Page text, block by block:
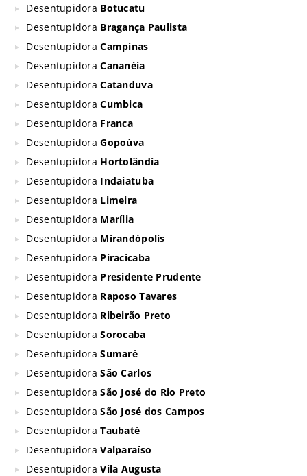
Desentupidora Botucatu
Desentupidora Bragança Paulista
DesentupidoraCampinas
DesentupidoraCananéia
DesentupidoraCatanduva
DesentupidoraCumbica
Desentupidora Franca
DesentupidoraGopoúva
Desentupidora Hortolândia
Desentupidora Indaiatuba
Desentupidora Limeira
Desentupidora Marília
Desentupidora Mirandópolis
Desentupidora Piracicaba
Desentupidora Presidente Prudente
Desentupidora Raposo Tavares
Desentupidora Ribeirão Preto
DesentupidoraSorocaba
DesentupidoraSumaré
DesentupidoraSão Carlos
DesentupidoraSão José do Rio Preto
DesentupidoraSão José dos Campos
DesentupidoraTaubaté
DesentupidoraValparaíso
DesentupidoraVila Augusta